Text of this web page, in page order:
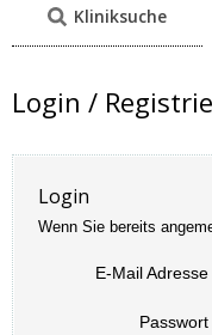
Kliniksuche
Login /
Login
Wenn Sie bereits
E-Mail Adresse
Passwort